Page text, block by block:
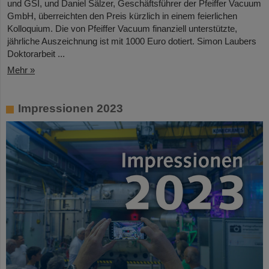
und GSI, und Daniel Sälzer, Geschäftsführer der Pfeiffer Vacuum
GmbH, überreichten den Preis kürzlich in einem feierlichen
Kolloquium. Die von Pfeiffer Vacuum finanziell unterstützte,
jährliche Auszeichnung ist mit 1000 Euro dotiert. Simon Laubers
Doktorarbeit ...
Mehr »
Impressionen 2023